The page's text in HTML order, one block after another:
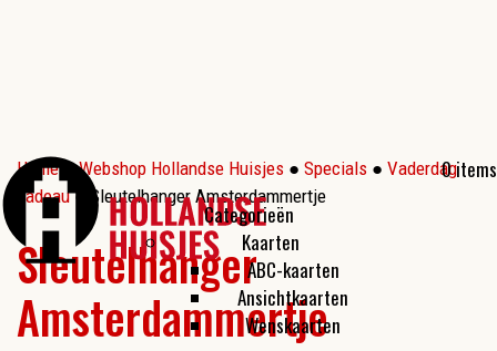
0 items
Categorieën
Kaarten
ABC-kaarten
Ansichtkaarten
Wenskaarten
Home●Webshop Hollandse Huisjes ● Specials ● Vaderdag
cadeau● Sleutelhanger Amsterdammertje
Sleutelhanger
Amsterdammertje